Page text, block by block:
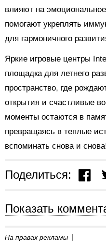
влияют на
помогают укреплять
для гармоничного
Яркие игровые центры
площадка для летнего
пространство, где
открытия и счастливые
моменты остаются в
превращаясь в теплые
вспоминать снова и
Поделиться:
Показать
На правах рекламы